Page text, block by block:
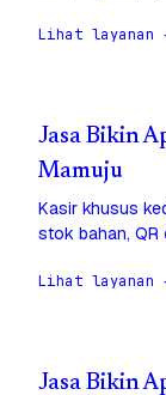
Lihat layanan
Jasa Bikin
Mamuju
Kasir khusus
stok bahan, QR
Lihat layanan
Jasa Bikin